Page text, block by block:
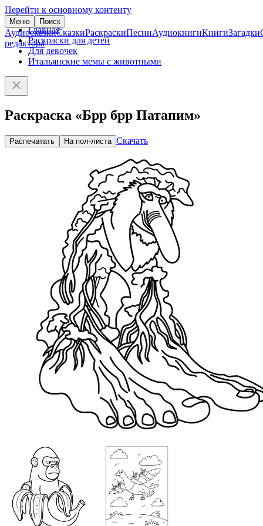
Перейти к основному контенту
Меню Поиск
АудиосказкиСказкиРаскраскиПесниАудиокнигиКнигиЗагадки
редактора
Главная
Раскраски для детей
Для девочек
Итальянские мемы с животными
Раскраска «Брр брр Патапим»
Распечатать На пол-листа Скачать